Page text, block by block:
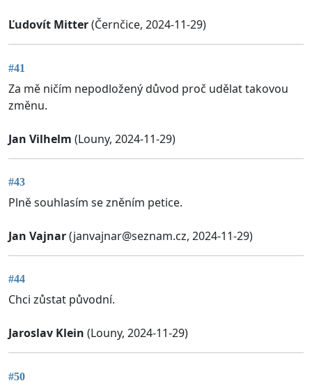
Ľudovít Mitter(Černčice, 2024-11-29)
#41
Za mě ničím nepodložený důvod proč udělat takovou
změnu.
Jan Vilhelm (Louny, 2024-11-29)
#43
Plně souhlasím se zněním petice.
Jan Vajnar(janvajnar@seznam.cz, 2024-11-29)
#44
Chci zůstat původní.
Jaroslav Klein (Louny, 2024-11-29)
#50